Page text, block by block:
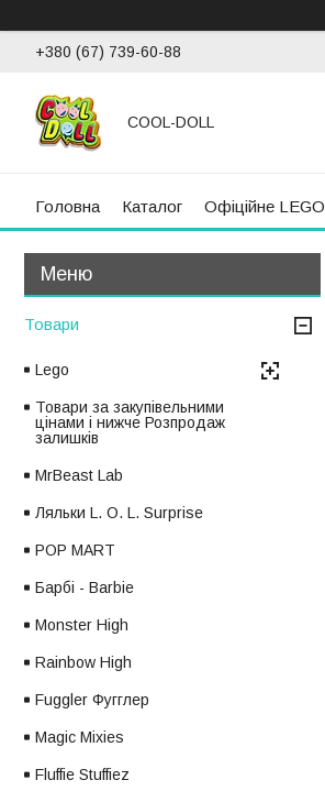
+380 (67) 739-60-88
COOL-DOLL
Головна Каталог Офіційне LEGO
Товари
Lego
Товари за закупівельними
цінами і нижче Розпродаж
залишків
MrBeast Lab
Ляльки L. O. L. Surprise
POP MART
Барбі - Barbie
Monster High
Rainbow High
Fuggler Фугглер
Magic Mixies
Fluffie Stuffiez